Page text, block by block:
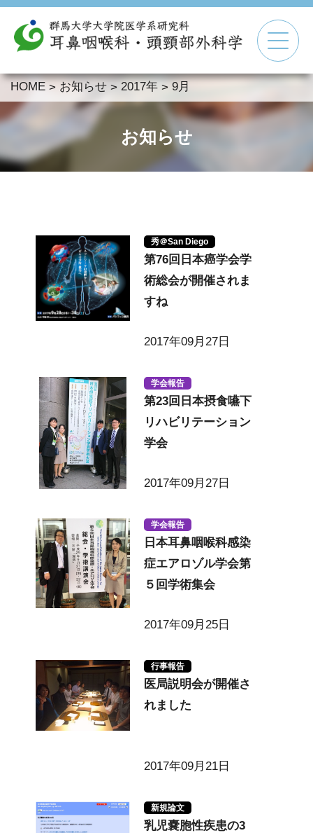
▼
HOME > お知らせ > 2017年 > 9月
お知らせ
秀＠San Diego
第76回日本癌学会学
術総会が開催されま
すね
2017年09月27日
学会報告
第23回日本摂食嚥下
リハビリテーション
学会
2017年09月27日
学会報告
日本耳鼻咽喉科感染
症エアロゾル学会第
５回学術集会
2017年09月25日
行事報告
医局説明会が開催さ
れました
2017年09月21日
新規論文
乳児嚢胞性疾患の3